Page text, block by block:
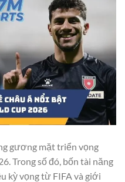
gương mặt triển vọng
Trong số đó, bốn tài năng
kỳ vọng từ FIFA và giới